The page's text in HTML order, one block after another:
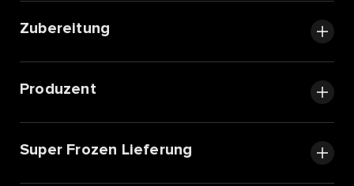
Zubereitung
Produzent
Super Frozen Lieferung